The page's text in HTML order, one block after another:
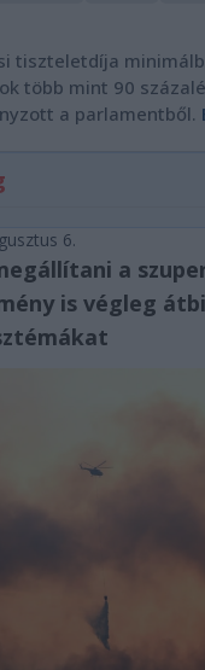
tiszteletdíja
több mint 90
a parlamentből.
6.
a
is végleg